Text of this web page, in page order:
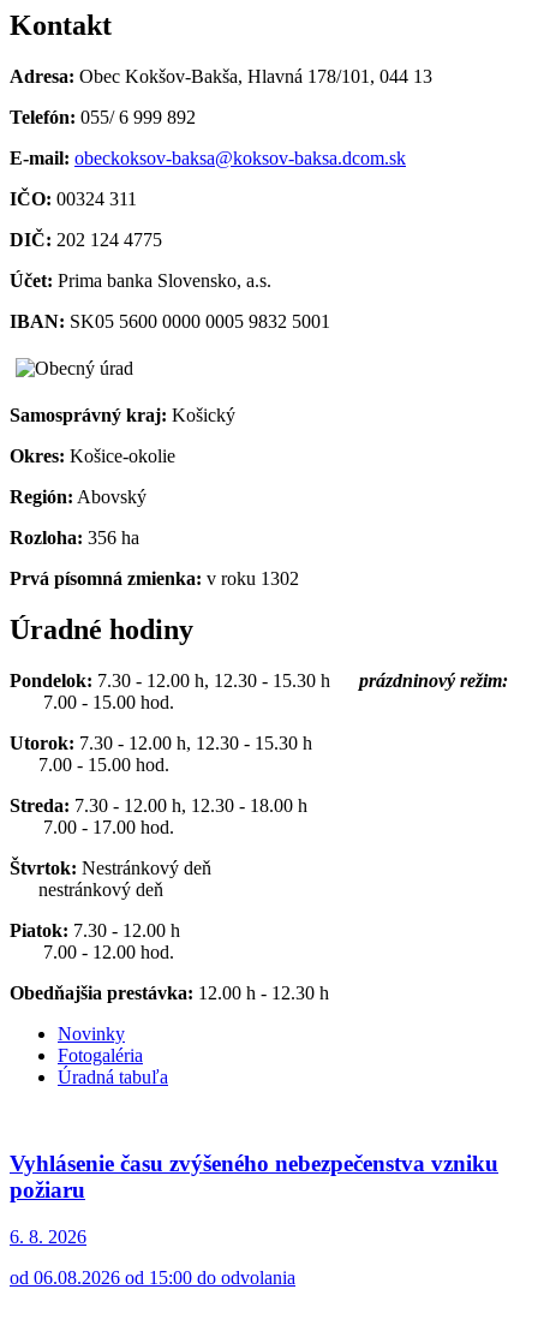
Kontakt
Adresa: Obec Kokšov-Bakša, Hlavná 178/101, 044 13
Telefón: 055/ 6 999 892
E-mail: obeckoksov-baksa@koksov-baksa.dcom.sk
IČO: 00324 311
DIČ: 202 124 4775
Účet: Prima banka Slovensko, a.s.
IBAN: SK05 5600 0000 0005 9832 5001
Samosprávný kraj: Košický
Okres: Košice-okolie
Región: Abovský
Rozloha: 356 ha
Prvá písomná zmienka: v roku 1302
Úradné hodiny
Pondelok: 7.30 - 12.00 h, 12.30 - 15.30 h prázdninový režim:
7.00 - 15.00 hod.
Utorok: 7.30 - 12.00 h, 12.30 - 15.30 h
7.00 - 15.00 hod.
Streda: 7.30 - 12.00 h, 12.30 - 18.00 h
7.00 - 17.00 hod.
Štvrtok: Nestránkový deň
nestránkový deň
Piatok: 7.30 - 12.00 h
7.00 - 12.00 hod.
Obedňajšia prestávka: 12.00 h - 12.30 h
Novinky
Fotogaléria
Úradná tabuľa
Vyhlásenie času zvýšeného nebezpečenstva vzniku
požiaru
6. 8. 2026
od 06.08.2026 od 15:00 do odvolania